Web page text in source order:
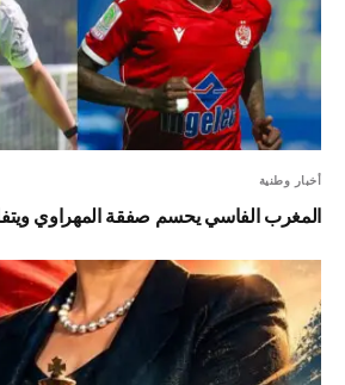
أخبار وطنية
المغرب الفاسي يحسم صفقة المهراوي